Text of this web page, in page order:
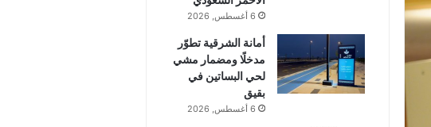
6 أغسطس, 2026
أمانة الشرقية تطوّر
مدخلًا ومضمار مشي
لحي البساتين في
بقيق
6 أغسطس, 2026